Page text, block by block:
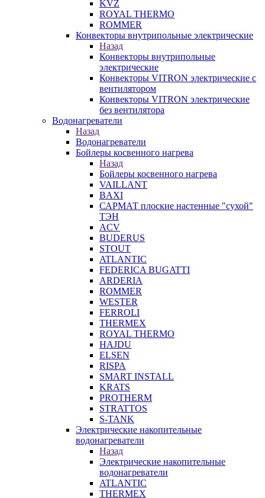
KVZ
ROYAL THERMO
ROMMER
Конвекторы внутрипольные электрические
Назад
Конвекторы внутрипольные
электрические
Конвекторы VITRON электрические с
вентилятором
Конвекторы VITRON электрические
без вентилятора
Водонагреватели
Назад
Водонагреватели
Бойлеры косвенного нагрева
Назад
Бойлеры косвенного нагрева
VAILLANT
BAXI
САРМАТ плоские настенные "сухой"
ТЭН
ACV
BUDERUS
STOUT
ATLANTIC
FEDERICA BUGATTI
ARDERIA
ROMMER
WESTER
FERROLI
THERMEX
ROYAL THERMO
HAJDU
ELSEN
RISPA
SMART INSTALL
KRATS
PROTHERM
STRATTOS
S-TANK
Электрические накопительные
водонагреватели
Назад
Электрические накопительные
водонагреватели
ATLANTIC
THERMEX